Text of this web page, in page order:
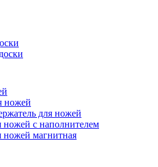
ножей
для ножей
ножей с наполнителем
ножей магнитная